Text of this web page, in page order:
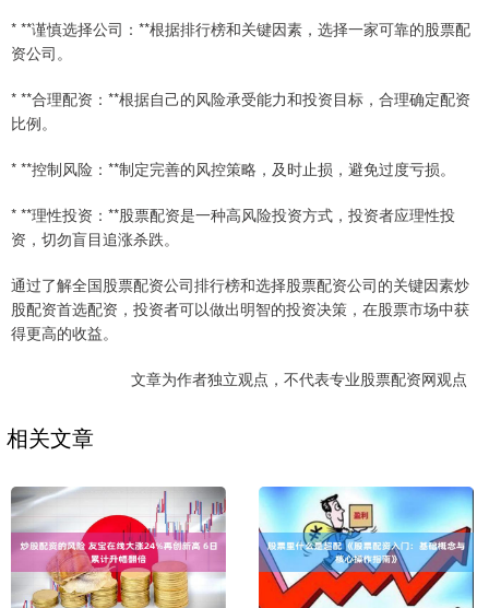
* **谨慎选择公司：**根据排行榜和关键因素，选择一家可靠的股票配
资公司。
* **合理配资：**根据自己的风险承受能力和投资目标，合理确定配资
比例。
* **控制风险：**制定完善的风控策略，及时止损，避免过度亏损。
* **理性投资：**股票配资是一种高风险投资方式，投资者应理性投
资，切勿盲目追涨杀跌。
通过了解全国股票配资公司排行榜和选择股票配资公司的关键因素炒
股配资首选配资，投资者可以做出明智的投资决策，在股票市场中获
得更高的收益。
文章为作者独立观点，不代表专业股票配资网观点
相关文章